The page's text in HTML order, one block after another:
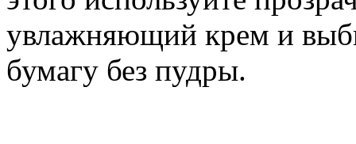
увлажняющий крем и
бумагу без пудры.